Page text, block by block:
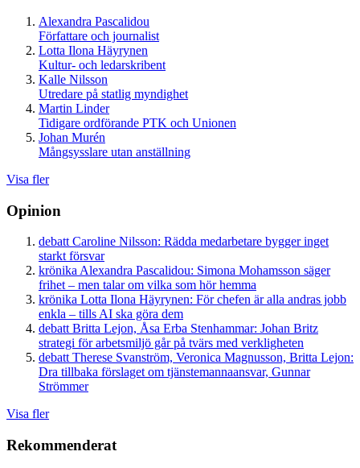
Alexandra Pascalidou
Författare och journalist
Lotta Ilona Häyrynen
Kultur- och ledarskribent
Kalle Nilsson
Utredare på statlig myndighet
Martin Linder
Tidigare ordförande PTK och Unionen
Johan Murén
Mångsysslare utan anställning
Visa fler
Opinion
debatt Caroline Nilsson: Rädda medarbetare bygger inget
starkt försvar
krönikaAlexandra Pascalidou: Simona Mohamsson säger
frihet – men talar om vilka som hör hemma
krönika Lotta Ilona Häyrynen: För chefen är alla andras jobb
enkla – tills AI ska göra dem
debatt Britta Lejon, Åsa Erba Stenhammar: Johan Britz
strategi för arbetsmiljö går på tvärs med verkligheten
debatt Therese Svanström, Veronica Magnusson, Britta Lejon:
Dra tillbaka förslaget om tjänstemannaansvar, Gunnar
Strömmer
Visa fler
Rekommenderat